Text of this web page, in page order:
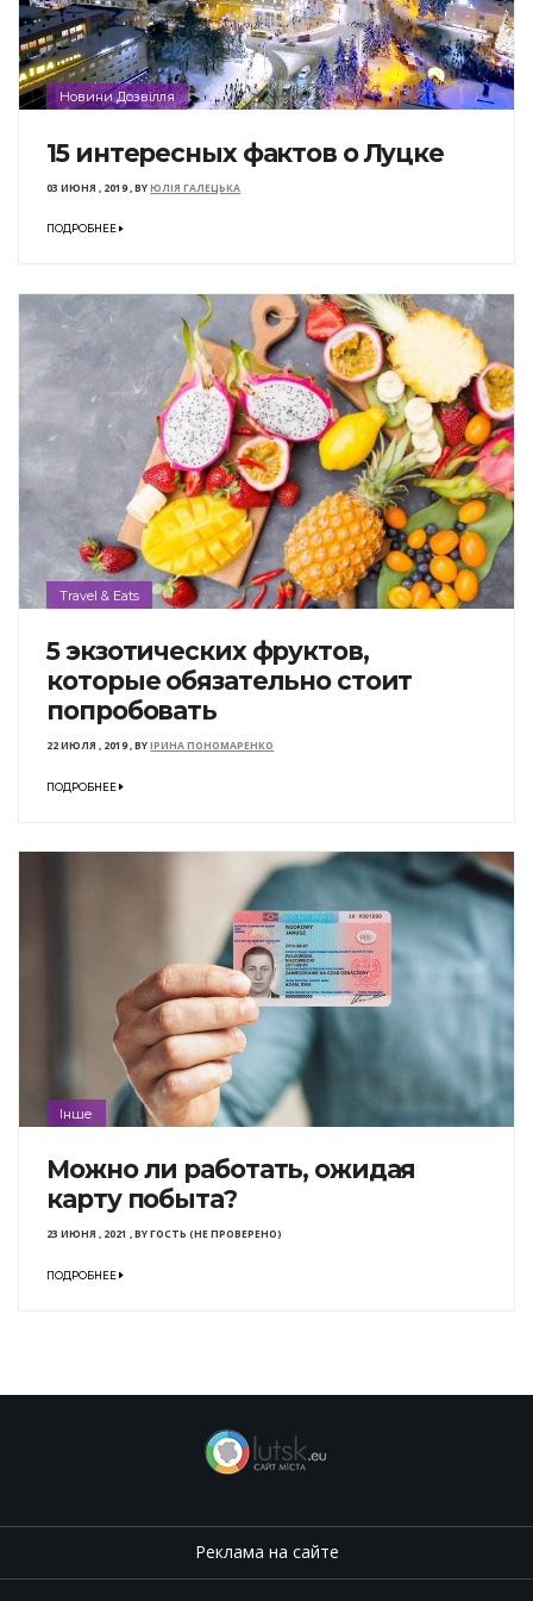
Новини Дозвілля
15 интересных фактов о Луцке
03 ИЮНЯ , 2019,BYЮЛІЯ ГАЛЕЦЬКА
ПОДРОБНЕЕ
Travel & Eats
5 экзотических фруктов,
которые обязательно стоит
попробовать
22 ИЮЛЯ , 2019,BYІРИНА ПОНОМАРЕНКО
ПОДРОБНЕЕ
Інше
Можно ли работать, ожидая
карту побыта?
23 ИЮНЯ , 2021 ,BYГОСТЬ (НЕ ПРОВЕРЕНО)
ПОДРОБНЕЕ
Реклама на сайте